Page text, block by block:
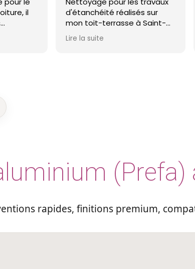
réalisés sur
toit-terrasse à Saint-
Entreprise réactive,
et agréable.
fermés !
Monsieur Boulain
honnêteté
(Prefa)
rapides, finitions premium,